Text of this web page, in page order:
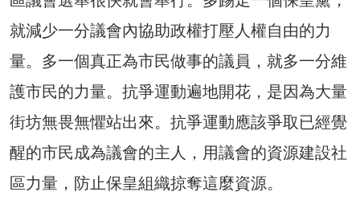
就減少一分議會內協助政權打壓人權自由的力
量。多一個真正為市民做事的議員，就多一分維
護市民的力量。抗爭運動遍地開花，是因為大量
街坊無畏無懼站出來。抗爭運動應該爭取已經覺
醒的市民成為議會的主人，用議會的資源建設社
區力量，防止保皇組織掠奪這麼資源。